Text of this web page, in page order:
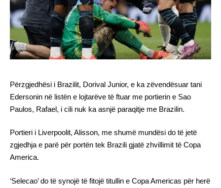
Përzgjedhësi i Brazilit, Dorival Junior, e ka zëvendësuar tani
Edersonin në listën e lojtarëve të ftuar me portierin e Sao
Paulos, Rafael, i cili nuk ka asnjë paraqitje me Brazilin.
Portieri i Liverpoolit, Alisson, me shumë mundësi do të jetë
zgjedhja e parë për portën tek Brazili gjatë zhvillimit të Copa
America.
‘Selecao’ do të synojë të fitojë titullin e Copa Americas për herë